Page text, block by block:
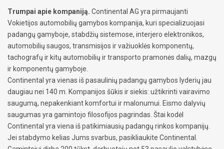
Trumpai apie kompaniją. Continental AG yra pirmaujanti
Vokietijos automobilių gamybos kompanija, kuri specializuojasi
padangų gamyboje, stabdžių sistemose, interjero elektronikos,
automobilių saugos, transmisijos ir važiuoklės komponentų,
tachografų ir kitų automobilių ir transporto pramonės dalių, mazgų
ir komponentų gamyboje.
Continental yra vienas iš pasaulinių padangų gamybos lyderių jau
daugiau nei 140 m. Kompanijos šūkis ir siekis: užtikrinti vairavimo
saugumą, nepakenkiant komfortui ir malonumui. Eismo dalyvių
saugumas yra gamintojo filosofijos pagrindas. Štai kodėl
Continental yra viena iš patikimiausių padangų rinkos kompanijų.
Jei stabdymo kelias Jums svarbus, pasikliaukite Continental.